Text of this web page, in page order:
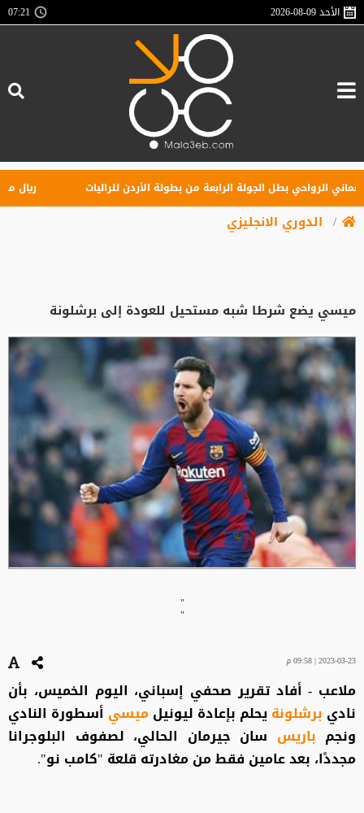
الأحد2026-08-09
07:21
الرواحي بطل الجولة الرابعة من بطولة الأردن للراليات ريال
الدوري الانجليزي
ميسي يضع شرطا شبه مستحيل للعودة إلى برشلونة
"
"
2023-03-23 | 09:58 م
ملاعب - أفاد تقرير صحفي إسباني، اليوم الخميس، بأن
نادي برشلونةيحلم بإعادة ليونيلميسي أسطورة النادي
ونجم باريس سان جيرمان الحالي، لصفوف البلوجرانا
مجددًا، بعد عامين فقط من مغادرته قلعة "كامب نو".